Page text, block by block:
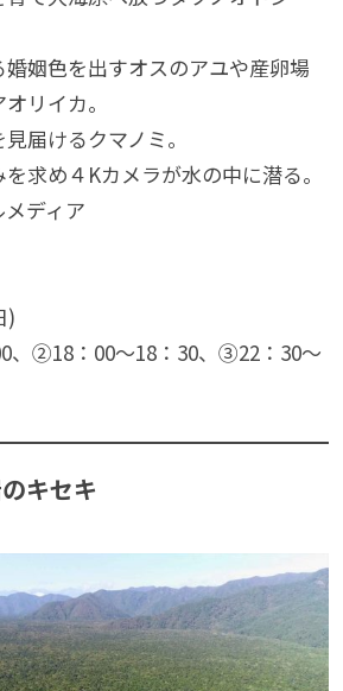
姻色を出すオスのアユや産卵場
リイカ。
届けるクマノミ。
求め４Kカメラが水の中に潜る。
ディア
)
、②18：00〜18：30、③22：30〜
キセキ